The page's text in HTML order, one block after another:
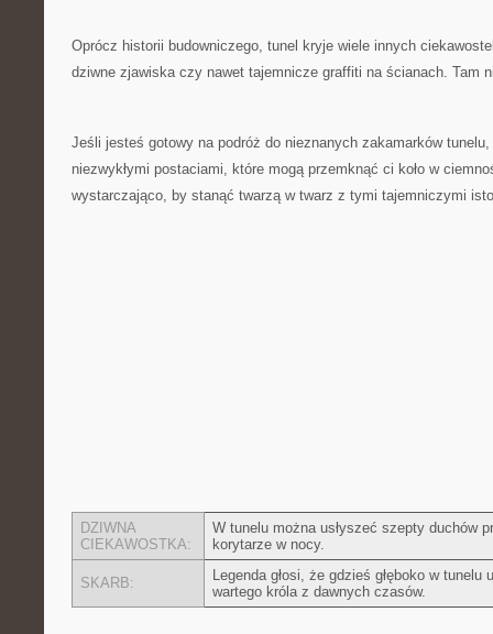
Oprócz historii budowniczego,‌ tunel ⁤kryje‌ wiele innych
dziwne zjawiska czy nawet⁤ tajemnicze graffiti na ścianach. Tam
Jeśli⁣ jesteś gotowy​ na podróż do nieznanych zakamarków
niezwykłymi postaciami, które mogą przemknąć ci koło ‌w
wystarczająco, by stanąć twarzą w twarz ​z‌ tymi tajemniczymi
DZIWNA⁤
CIEKAWOSTKA:
W ‍tunelu można⁢ usłyszeć szepty duchów
korytarze w ‍nocy.
SKARB:
Legenda⁤ głosi,‌ że gdzieś głęboko ⁣w⁢
wartego króla z​ dawnych ⁣czasów.